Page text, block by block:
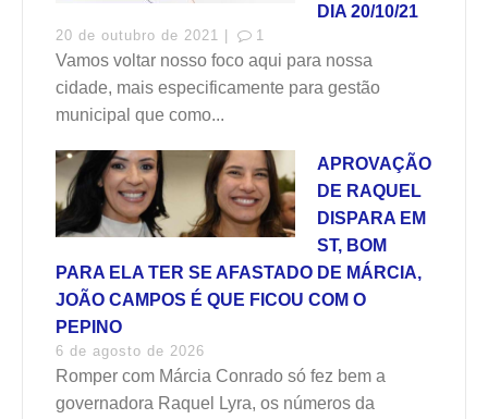
DIA 20/10/21
20 de outubro de 2021 | 1
Vamos voltar nosso foco aqui para nossa
cidade, mais especificamente para gestão
municipal que como...
APROVAÇÃO
DE RAQUEL
DISPARA EM
ST, BOM
PARA ELA TER SE AFASTADO DE MÁRCIA,
JOÃO CAMPOS É QUE FICOU COM O
PEPINO
6 de agosto de 2026
Romper com Márcia Conrado só fez bem a
governadora Raquel Lyra, os números da